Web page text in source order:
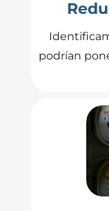
podrían